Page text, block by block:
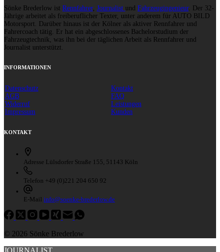
Sönke Brederlow ist Rennfahrer, Journalist und Fahrzeugingenieur. Der 32-
Jährige arbeitet als freiberuflicher Texter, unter anderem für AUTO BILD
Motorsport. Darüber hinaus ist der Kölner als aktiver Rennfahrer und
Fahrercoach tätig. Er hat ein abgeschlossenes Bachelorstudium der
Fahrzeugtechnik, was ihn bei der täglichen Arbeit als Rennfahrer und
Journalist unterstützt.
INFORMATIONEN
Datenschutz
AGB
Widerruf
Impressum
Kontakt
FAQ
Leistungen
Kunden
KONTAKT
Adresse Lülsdorfer Straße 155, 51143 Köln
Telefon +49 (0)221 204 650 92
E-Mail info@soenke-brederlow.de
© 2026 Sönke Brederlow
JOURNALIST